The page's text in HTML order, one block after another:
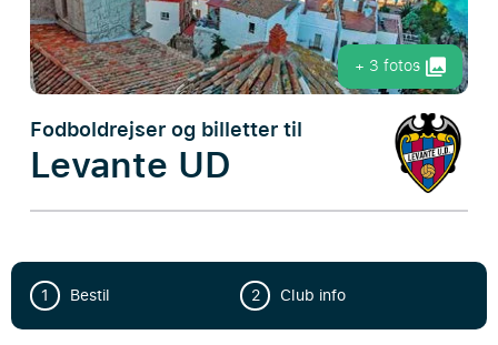
+ 3 fotos
Fodboldrejser og billetter til
Levante UD
1 Bestil 2 Club info